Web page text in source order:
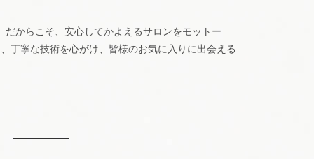
からこそ、安心してかよえるサロンをモットー
丁寧な技術を心がけ、皆様のお気に入りに出会える